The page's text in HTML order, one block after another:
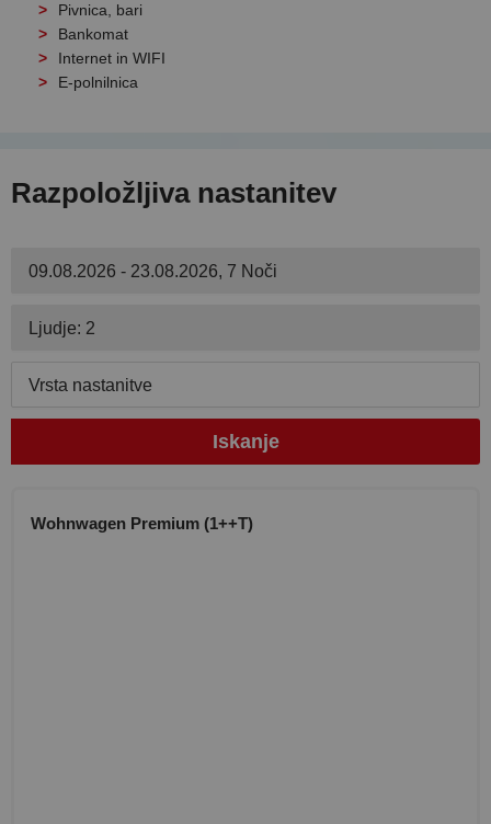
Pivnica, bari
Bankomat
Internet in WIFI
E-polnilnica
Razpoložljiva nastanitev
09.08.2026 - 23.08.2026, 7 Noči
Ljudje: 2
Vrsta nastanitve
Iskanje
Wohnwagen Premium (1++T)